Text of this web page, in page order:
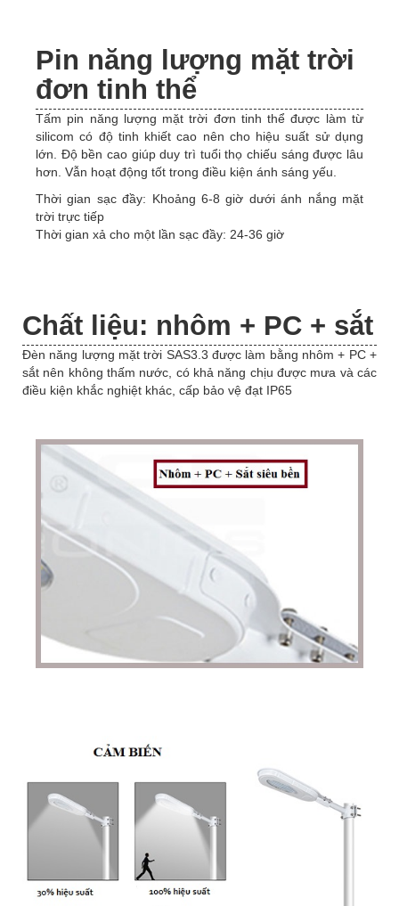
Pin năng lượng mặt trời
đơn tinh thể
Tấm pin năng lượng mặt trời đơn tinh thể được làm từ
silicom có độ tinh khiết cao nên cho hiệu suất sử dụng
lớn. Độ bền cao giúp duy trì tuổi thọ chiếu sáng được lâu
hơn. Vẫn hoạt động tốt trong điều kiện ánh sáng yếu.
Thời gian sạc đầy: Khoảng 6-8 giờ dưới ánh nắng mặt
trời trực tiếp
Thời gian xả cho một lần sạc đầy: 24-36 giờ
Chất liệu: nhôm + PC + sắt
Đèn năng lượng mặt trời SAS3.3 được làm bằng nhôm + PC +
sắt nên không thấm nước, có khả năng chịu được mưa và các
điều kiện khắc nghiệt khác, cấp bảo vệ đạt IP65